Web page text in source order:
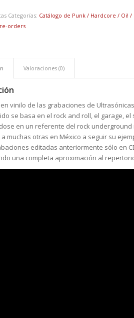
Categorías: Catálogo de Punk / Hardcore / Oi!
orders
Valoraciones (0)
vinilo de las grabaciones de
se basa en el rock and roll, el garage,
en un referente del rock
muchas otras en México a seguir su
editadas anteriormente sólo en
una completa aproximación al